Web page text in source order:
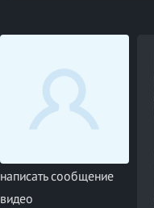
написать сообщение
видео